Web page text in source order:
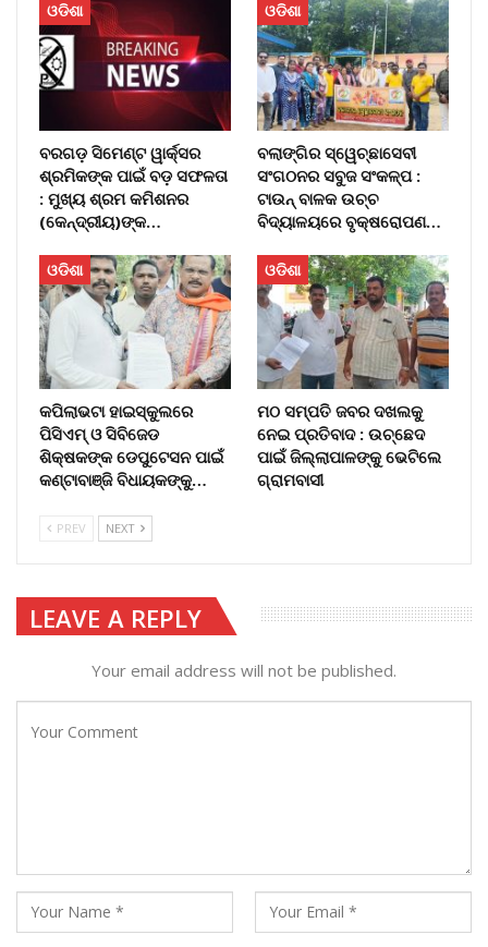
ଓଡିଶା
ବରଗଡ଼ ସିମେଣ୍ଟ ୱାର୍କ୍ସର
ଶ୍ରମିକଙ୍କ ପାଇଁ ବଡ଼ ସଫଳତା
: ମୁଖ୍ୟ ଶ୍ରମ କମିଶନର
(କେନ୍ଦ୍ରୀୟ)ଙ୍କ…
ଓଡିଶା
ବଲାଙ୍ଗିର ସ୍ୱେଚ୍ଛାସେବୀ
ସଂଗଠନର ସବୁଜ ସଂକଳ୍ପ :
ଟାଉନ୍ ବାଳକ ଉଚ୍ଚ
ବିଦ୍ୟାଳୟରେ ବୃକ୍ଷରୋପଣ…
ଓଡିଶା
କପିଲାଭଟା ହାଇସ୍କୁଲରେ
ପିସିଏମ୍ ଓ ସିବିଜେଡ
ଶିକ୍ଷକଙ୍କ ଡେପୁଟେସନ ପାଇଁ
କଣ୍ଟାବାଞ୍ଜି ବିଧାୟକଙ୍କୁ…
ଓଡିଶା
ମଠ ସମ୍ପତି ଜବର ଦଖଲକୁ
ନେଇ ପ୍ରତିବାଦ : ଉଚ୍ଛେଦ
ପାଇଁ ଜିଲ୍ଲାପାଳଙ୍କୁ ଭେଟିଲେ
ଗ୍ରାମବାସୀ
PREV NEXT
LEAVE A REPLY
Your email address will not be published.